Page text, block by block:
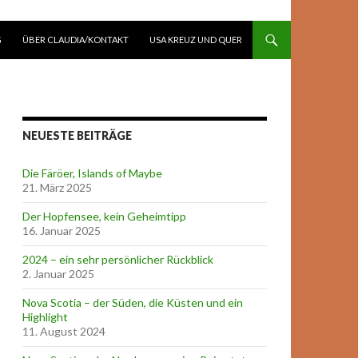
ÜBER CLAUDIA/KONTAKT USA KREUZ UND QUER
NEUESTE BEITRÄGE
Die Färöer, Islands of Maybe
21. März 2025
Der Hopfensee, kein Geheimtipp
16. Januar 2025
2024 – ein sehr persönlicher Rückblick
2. Januar 2025
Nova Scotia – der Süden, die Küsten und ein
Highlight
11. August 2024